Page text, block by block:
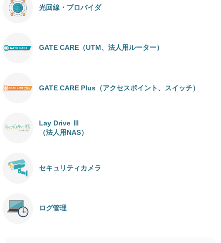
光回線・プロバイダ
GATE CARE（UTM、法人用ルーター）
GATE CARE Plus（アクセスポイント、スイッチ）
Lay Drive Ⅲ
（法人用NAS）
セキュリティカメラ
ログ管理